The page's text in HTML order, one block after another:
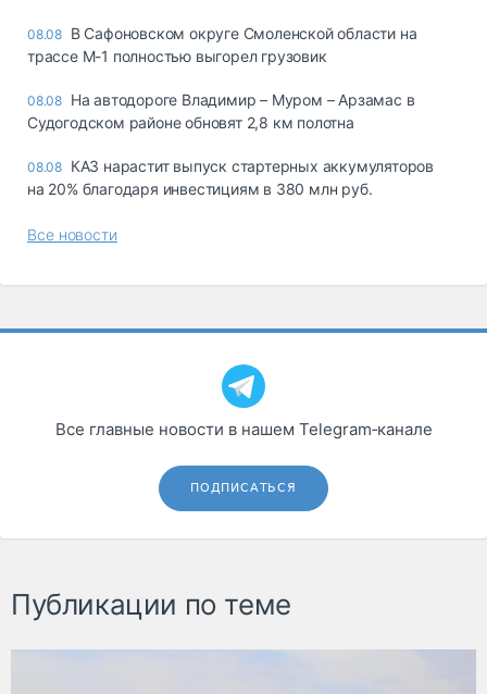
08.08 В Сафоновском округе Смоленской области на
трассе М-1 полностью выгорел грузовик
08.08 На автодороге Владимир – Муром – Арзамас в
Судогодском районе обновят 2,8 км полотна
08.08 КАЗ нарастит выпуск стартерных аккумуляторов
на 20% благодаря инвестициям в 380 млн руб.
Все новости
Все главные новости в нашем Telegram‑канале
ПОДПИСАТЬСЯ
Публикации по теме